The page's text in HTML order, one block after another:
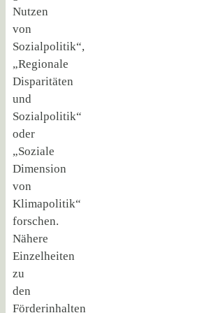
Nutzen
von
Sozialpolitik“,
„Regionale
Disparitäten
und
Sozialpolitik“
oder
„Soziale
Dimension
von
Klimapolitik“
forschen.
Nähere
Einzelheiten
zu
den
Förderinhalten